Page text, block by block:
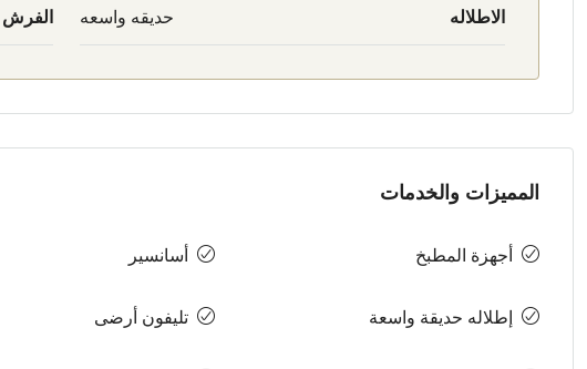
الاطلاله حديقه واسعه الفرش
المميزات والخدمات
أجهزة المطبخ أسانسير
إطلاله حديقة واسعة تليفون أرضى